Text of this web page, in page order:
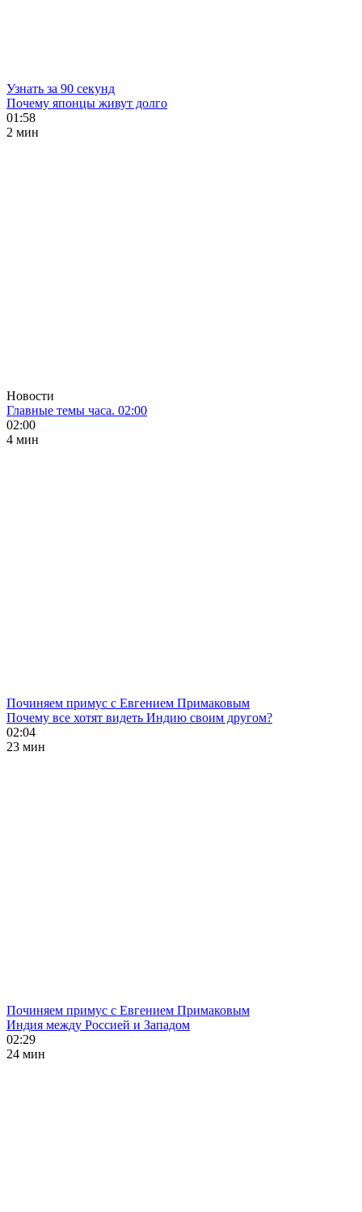
Узнать за 90 секунд
Почему японцы живут долго
01:58
2 мин
Новости
Главные темы часа. 02:00
02:00
4 мин
Починяем примус с Евгением Примаковым
Почему все хотят видеть Индию своим другом?
02:04
23 мин
Починяем примус с Евгением Примаковым
Индия между Россией и Западом
02:29
24 мин